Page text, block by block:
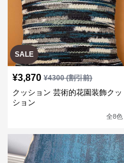
SALE
¥3,870 ¥4300(割引前)
クッション 芸術的花園装飾クッ
ション
全8色